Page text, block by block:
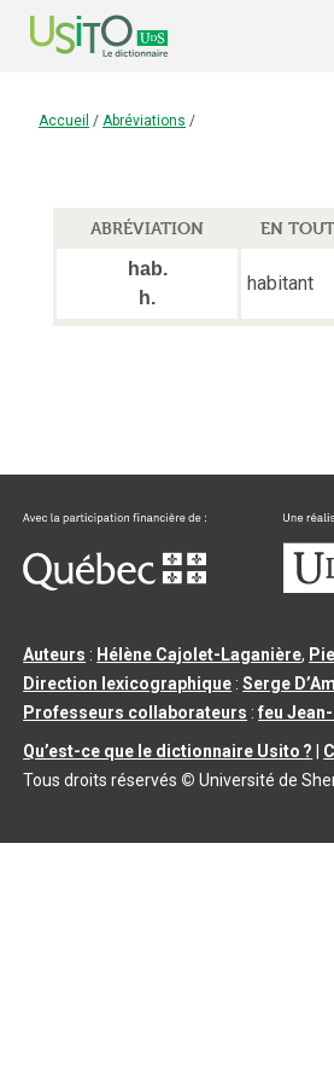
Accueil / Abréviations /
ABRÉVIATION
EN
hab.
h.
habitant
Auteurs : Hélène Cajolet-Laganière,
Direction lexicographique :Serge
Professeurs collaborateurs :feu
Qu’est-ce que le dictionnaire Usito ?
Tous droits réservés © Université de